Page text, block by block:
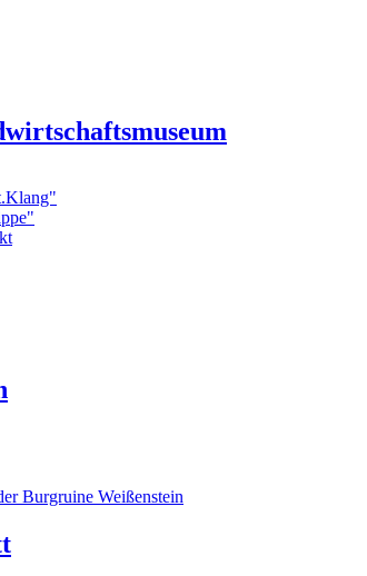
Burgruine Weißenstein